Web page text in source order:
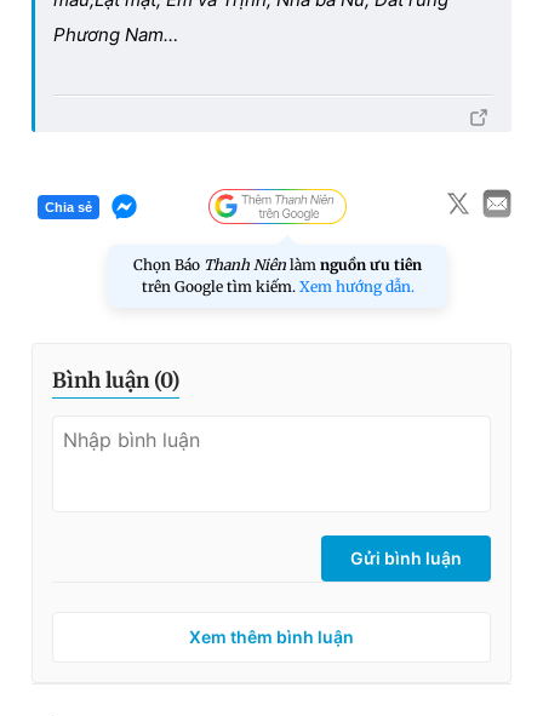
Phương Nam…
Chia sẻ
Chọn Báo Thanh Niên làm nguồn ưu tiên
trên Google tìm kiếm. Xem hướng dẫn.
Bình luận (0)
Gửi bình luận
Xem thêm bình luận